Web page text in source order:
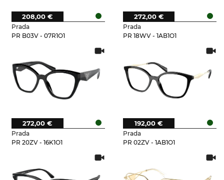
Prada
PR B03V - 07R1O1
208,00 €
Prada
PR 18WV - 1AB1O1
272,00 €
Prada
PR 20ZV - 16K1O1
272,00 €
Prada
PR 02ZV - 1AB1O1
192,00 €